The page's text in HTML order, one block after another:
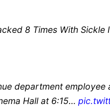
8 Times With Sickle
department
Hall at 6:15…